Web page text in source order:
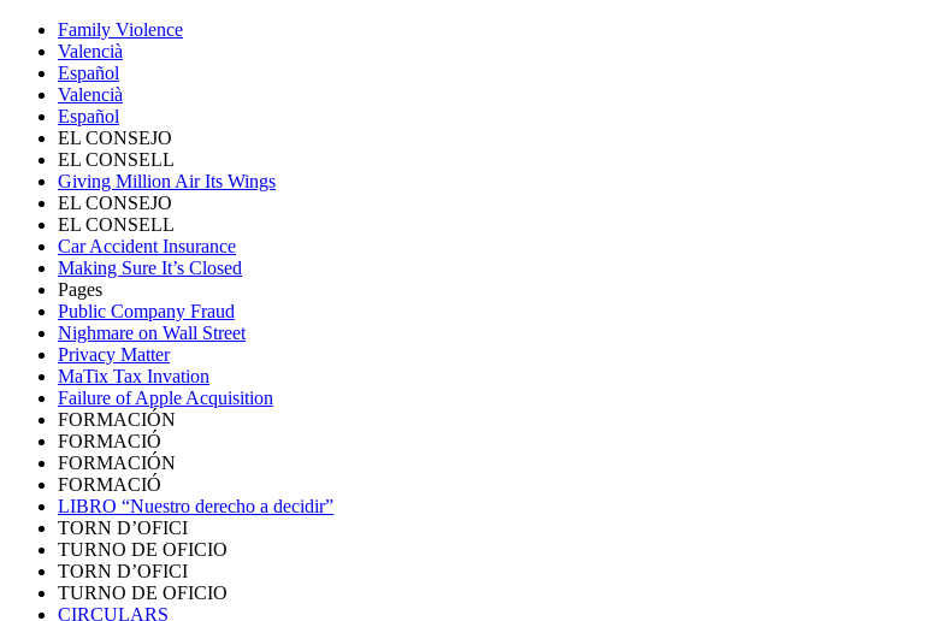
Family Violence
Valencià
Español
Valencià
Español
EL CONSEJO
EL CONSELL
Giving Million Air Its Wings
EL CONSEJO
EL CONSELL
Car Accident Insurance
Making Sure It’s Closed
Pages
Public Company Fraud
Nighmare on Wall Street
Privacy Matter
MaTix Tax Invation
Failure of Apple Acquisition
FORMACIÓN
FORMACIÓ
FORMACIÓN
FORMACIÓ
LIBRO “Nuestro derecho a decidir”
TORN D’OFICI
TURNO DE OFICIO
TORN D’OFICI
TURNO DE OFICIO
CIRCULARS